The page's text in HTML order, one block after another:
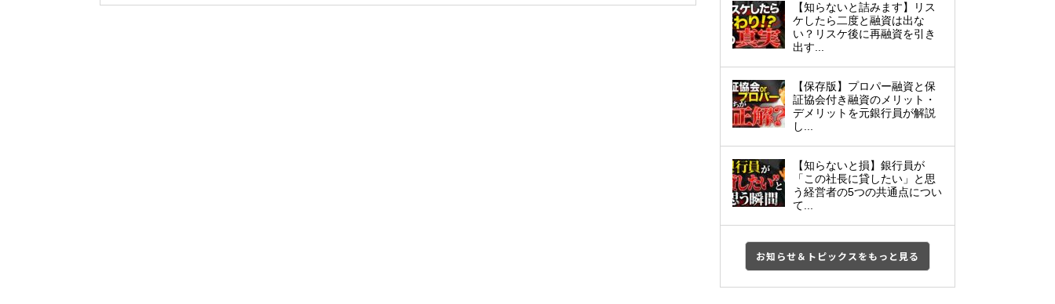
【知らないと詰みます】リス
ケしたら二度と融資は出な
い？リスケ後に再融資を引き
出す...
【保存版】プロパー融資と保
証協会付き融資のメリット・
デメリットを元銀行員が解説
し...
【知らないと損】銀行員が
「この社長に貸したい」と思
う経営者の5つの共通点につい
て...
お知らせ＆トピックスをもっと見る